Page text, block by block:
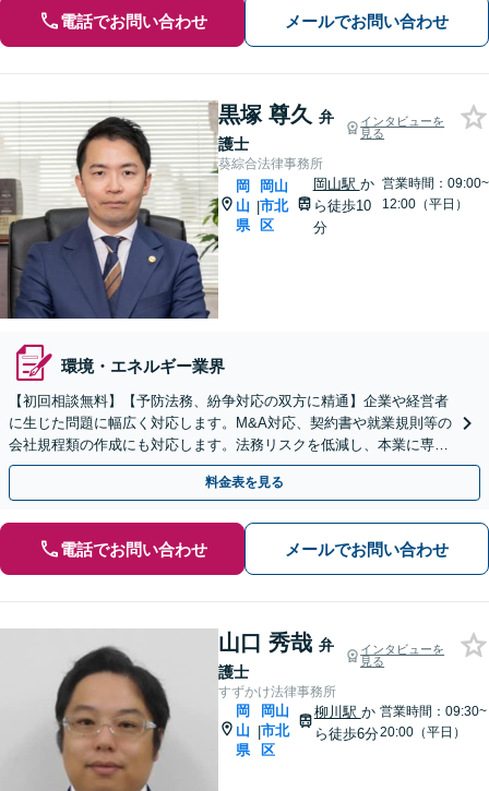
電話でお問い合わせ メールでお問い合わせ
黒塚 尊久 弁
護士
インタビューを
見る
葵綜合法律事務所
岡
山
県
|
岡山
市北
区
岡山駅 か
ら徒歩10
分
営業時間：09:00~
12:00（平日）
環境・エネルギー業界
【初回相談無料】【予防法務、紛争対応の双方に精通】企業や経営者
に生じた問題に幅広く対応します。M&A対応、契約書や就業規則等の
会社規程類の作成にも対応します。法務リスクを低減し、本業に専念
できる環境を整えます。お気軽にご相談ください
料金表を見る
電話でお問い合わせ メールでお問い合わせ
山口 秀哉 弁
護士
インタビューを
見る
すずかけ法律事務所
岡
山
県
|
岡山
市北
区
柳川駅 か
ら徒歩6分
営業時間：09:30~
20:00（平日）